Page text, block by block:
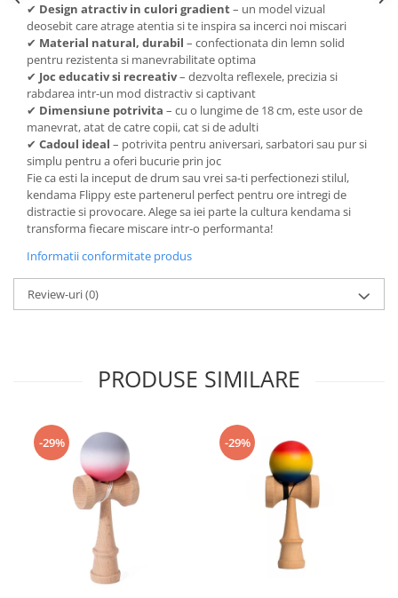
✔ Design atractiv in culori gradient– un model vizual
deosebit care atrage atentia si te inspira sa incerci noi miscari
✔ Material natural, durabil – confectionata din lemn solid
pentru rezistenta si manevrabilitate optima
✔ Joc educativ si recreativ– dezvolta reflexele, precizia si
rabdarea intr-un mod distractiv si captivant
✔ Dimensiune potrivita – cu o lungime de 18 cm, este usor de
manevrat, atat de catre copii, cat si de adulti
✔ Cadoul ideal – potrivita pentru aniversari, sarbatori sau pur si
simplu pentru a oferi bucurie prin joc
Fie ca esti la inceput de drum sau vrei sa-ti perfectionezi stilul,
kendama Flippy este partenerul perfect pentru ore intregi de
distractie si provocare. Alege sa iei parte la cultura kendama si
transforma fiecare miscare intr-o performanta!
Informatii conformitate produs
Review-uri(0)
PRODUSE SIMILARE
-29% -29%